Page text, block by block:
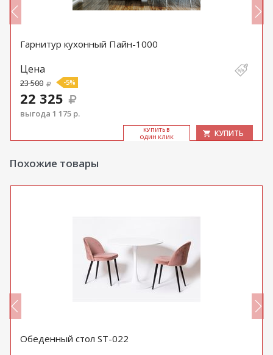
Гарнитур кухонный Пайн-1000
Цена
23 500 -5%
22 325
выгода 1 175 р.
КУ­ПИТЬ В
ОДИН КЛИК
КУПИТЬ
Похожие товары
Обеденный стол ST-022